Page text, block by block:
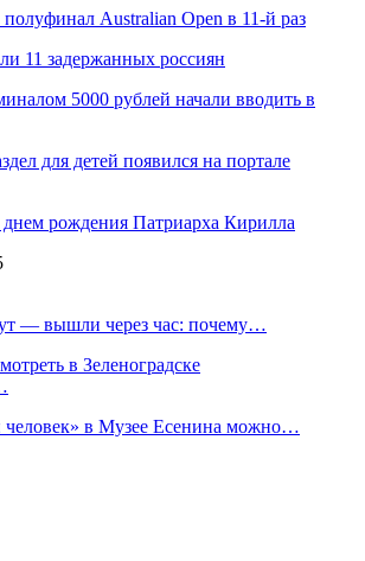
Australian Open в 11-й раз
11 задержанных россиян
5000 рублей начали вводить в
для детей появился на портале
рождения Патриарха Кирилла
— вышли через час: почему…
в Зеленоградске
в Музее Есенина можно…